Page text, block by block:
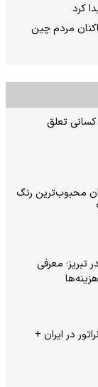
کرد
تعلق
محبوب‌ترین رنگ
تبریز؛ معرفی
در ایران +